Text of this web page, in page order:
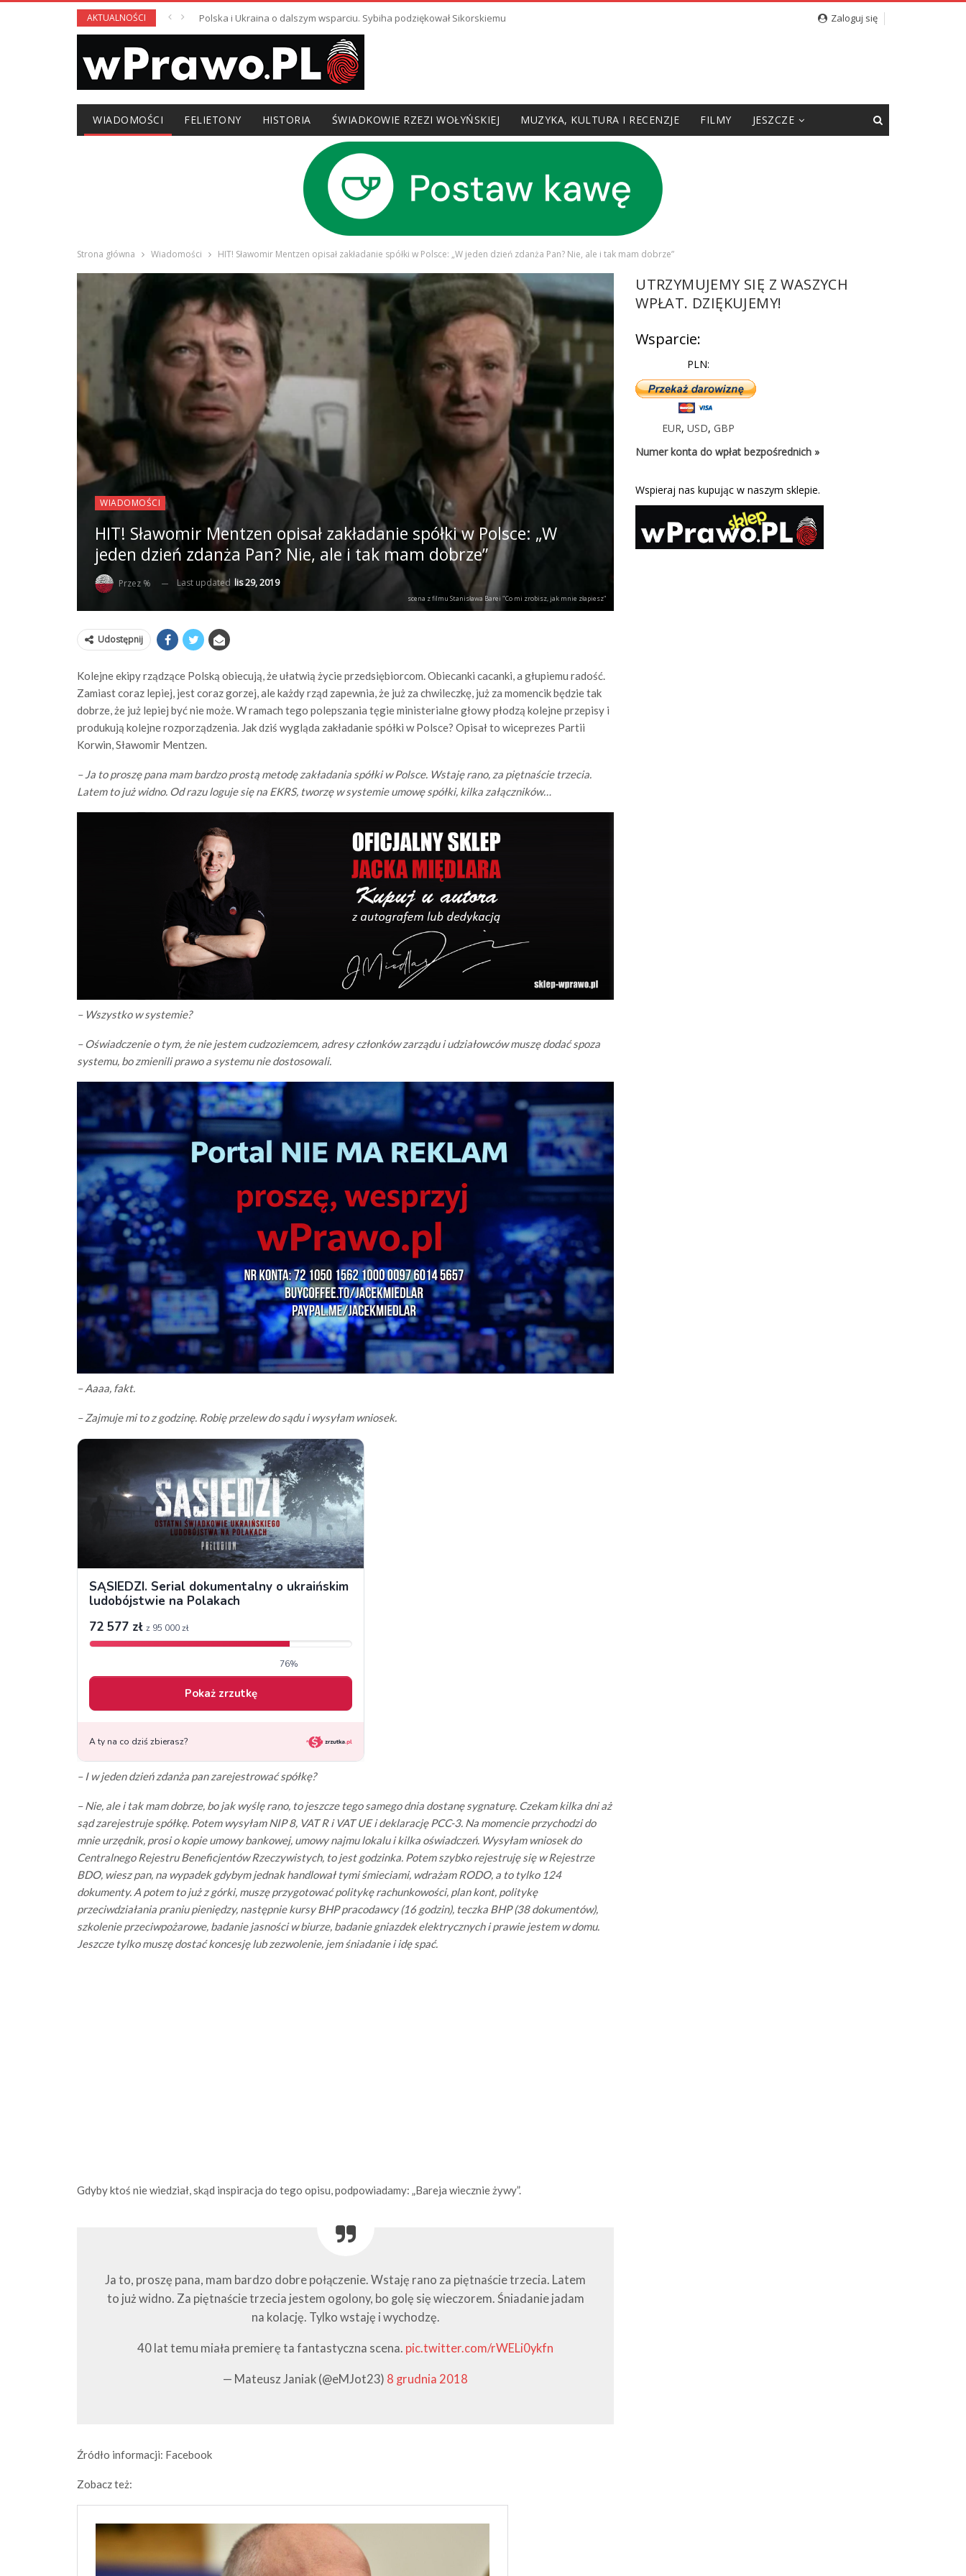
AKTUALNOŚCI Polska i Ukraina o dalszym wsparciu. Sybiha podziękował Sikorskiemu Zaloguj się
WIADOMOŚCI FELIETONY HISTORIA ŚWIADKOWIE RZEZI WOŁYŃSKIEJ MUZYKA, KULTURA I RECENZJE FILMY JESZCZE
Strona główna Wiadomości HIT! Sławomir Mentzen opisał zakładanie spółki w Polsce: „W jeden dzień zdanża Pan? Nie, ale i tak mam dobrze”
WIADOMOŚCI
HIT! Sławomir Mentzen opisał zakładanie spółki w Polsce: „W
jeden dzień zdanża Pan? Nie, ale i tak mam dobrze”
Przez % Last updated lis 29, 2019
scena z filmu Stanisława Barei "Co mi zrobisz, jak mnie złapiesz"
Udostępnij
Kolejne ekipy rządzące Polską obiecują, że ułatwią życie przedsiębiorcom. Obiecanki cacanki, a głupiemu radość.
Zamiast coraz lepiej, jest coraz gorzej, ale każdy rząd zapewnia, że już za chwileczkę, już za momencik będzie tak
dobrze, że już lepiej być nie może. W ramach tego polepszania tęgie ministerialne głowy płodzą kolejne przepisy i
produkują kolejne rozporządzenia. Jak dziś wygląda zakładanie spółki w Polsce? Opisał to wiceprezes Partii
Korwin, Sławomir Mentzen.
– Ja to proszę pana mam bardzo prostą metodę zakładania spółki w Polsce. Wstaję rano, za piętnaście trzecia.
Latem to już widno. Od razu loguje się na EKRS, tworzę w systemie umowę spółki, kilka załączników…
– Wszystko w systemie?
– Oświadczenie o tym, że nie jestem cudzoziemcem, adresy członków zarządu i udziałowców muszę dodać spoza
systemu, bo zmienili prawo a systemu nie dostosowali.
– Aaaa, fakt.
– Zajmuje mi to z godzinę. Robię przelew do sądu i wysyłam wniosek.
– I w jeden dzień zdanża pan zarejestrować spółkę?
– Nie, ale i tak mam dobrze, bo jak wyślę rano, to jeszcze tego samego dnia dostanę sygnaturę. Czekam kilka dni aż
sąd zarejestruje spółkę. Potem wysyłam NIP 8, VAT R i VAT UE i deklarację PCC-3. Na momencie przychodzi do
mnie urzędnik, prosi o kopie umowy bankowej, umowy najmu lokalu i kilka oświadczeń. Wysyłam wniosek do
Centralnego Rejestru Beneficjentów Rzeczywistych, to jest godzinka. Potem szybko rejestruję się w Rejestrze
BDO, wiesz pan, na wypadek gdybym jednak handlował tymi śmieciami, wdrażam RODO, a to tylko 124
dokumenty. A potem to już z górki, muszę przygotować politykę rachunkowości, plan kont, politykę
przeciwdziałania praniu pieniędzy, następnie kursy BHP pracodawcy (16 godzin), teczka BHP (38 dokumentów),
szkolenie przeciwpożarowe, badanie jasności w biurze, badanie gniazdek elektrycznych i prawie jestem w domu.
Jeszcze tylko muszę dostać koncesję lub zezwolenie, jem śniadanie i idę spać.
Gdyby ktoś nie wiedział, skąd inspiracja do tego opisu, podpowiadamy: „Bareja wiecznie żywy”.
Ja to, proszę pana, mam bardzo dobre połączenie. Wstaję rano za piętnaście trzecia. Latem
to już widno. Za piętnaście trzecia jestem ogolony, bo golę się wieczorem. Śniadanie jadam
na kolację. Tylko wstaję i wychodzę.
40 lat temu miała premierę ta fantastyczna scena. pic.twitter.com/rWELi0ykfn
— Mateusz Janiak (@eMJot23) 8 grudnia 2018
Źródło informacji: Facebook
Zobacz też:
UTRZYMUJEMY SIĘ Z WASZYCH
WPŁAT. DZIĘKUJEMY!
Wsparcie:
PLN:
EUR,USD,GBP
Numer konta do wpłat bezpośrednich »
Wspieraj nas kupując w naszym sklepie.